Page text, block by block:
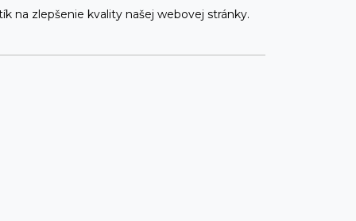
na zlepšenie kvality našej webovej stránky.